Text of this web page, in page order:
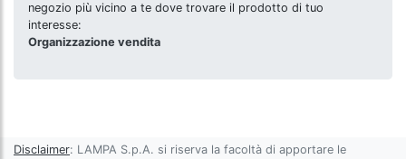
negozio più vicino a te dove trovare il prodotto di tuo
interesse:
Organizzazione vendita
Disclaimer: LAMPA S.p.A. si riserva la facoltà di apportare le